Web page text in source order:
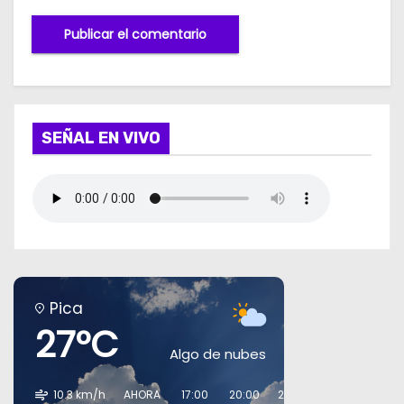
SEÑAL EN VIVO
Pica
27°C Algo de nubes
10.3 km/h
AHORA 17:00 20:00 23:00